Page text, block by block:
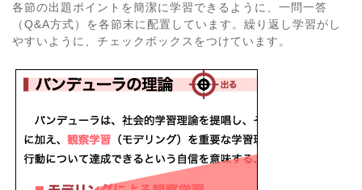
各節の出題ポイントを簡潔に学習できるように、一問一答
（Q&A方式）を各節末に配置しています。繰り返し学習がし
やすいように、チェックボックスをつけています。